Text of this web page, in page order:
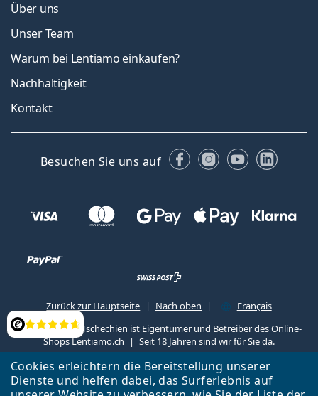
Cookies erleichtern die Bereitstellung unserer
Dienste und helfen dabei, das Surferlebnis auf
Bewertung
Über uns
Unser Team
Warum bei Lentiamo einkaufen?
Nachhaltigkeit
Kontakt
Besuchen Sie uns auf FacebookInstagram
YouTube
Zurück zur Hauptseite Nach oben
Français
Lentiamo s.r.o., Tschechien ist Eigentümer und Betreiber des Online-
Shops Lentiamo.ch
Seit 18 Jahren sind wir für Sie da.